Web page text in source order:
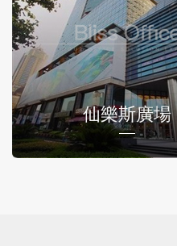
仙樂斯廣場